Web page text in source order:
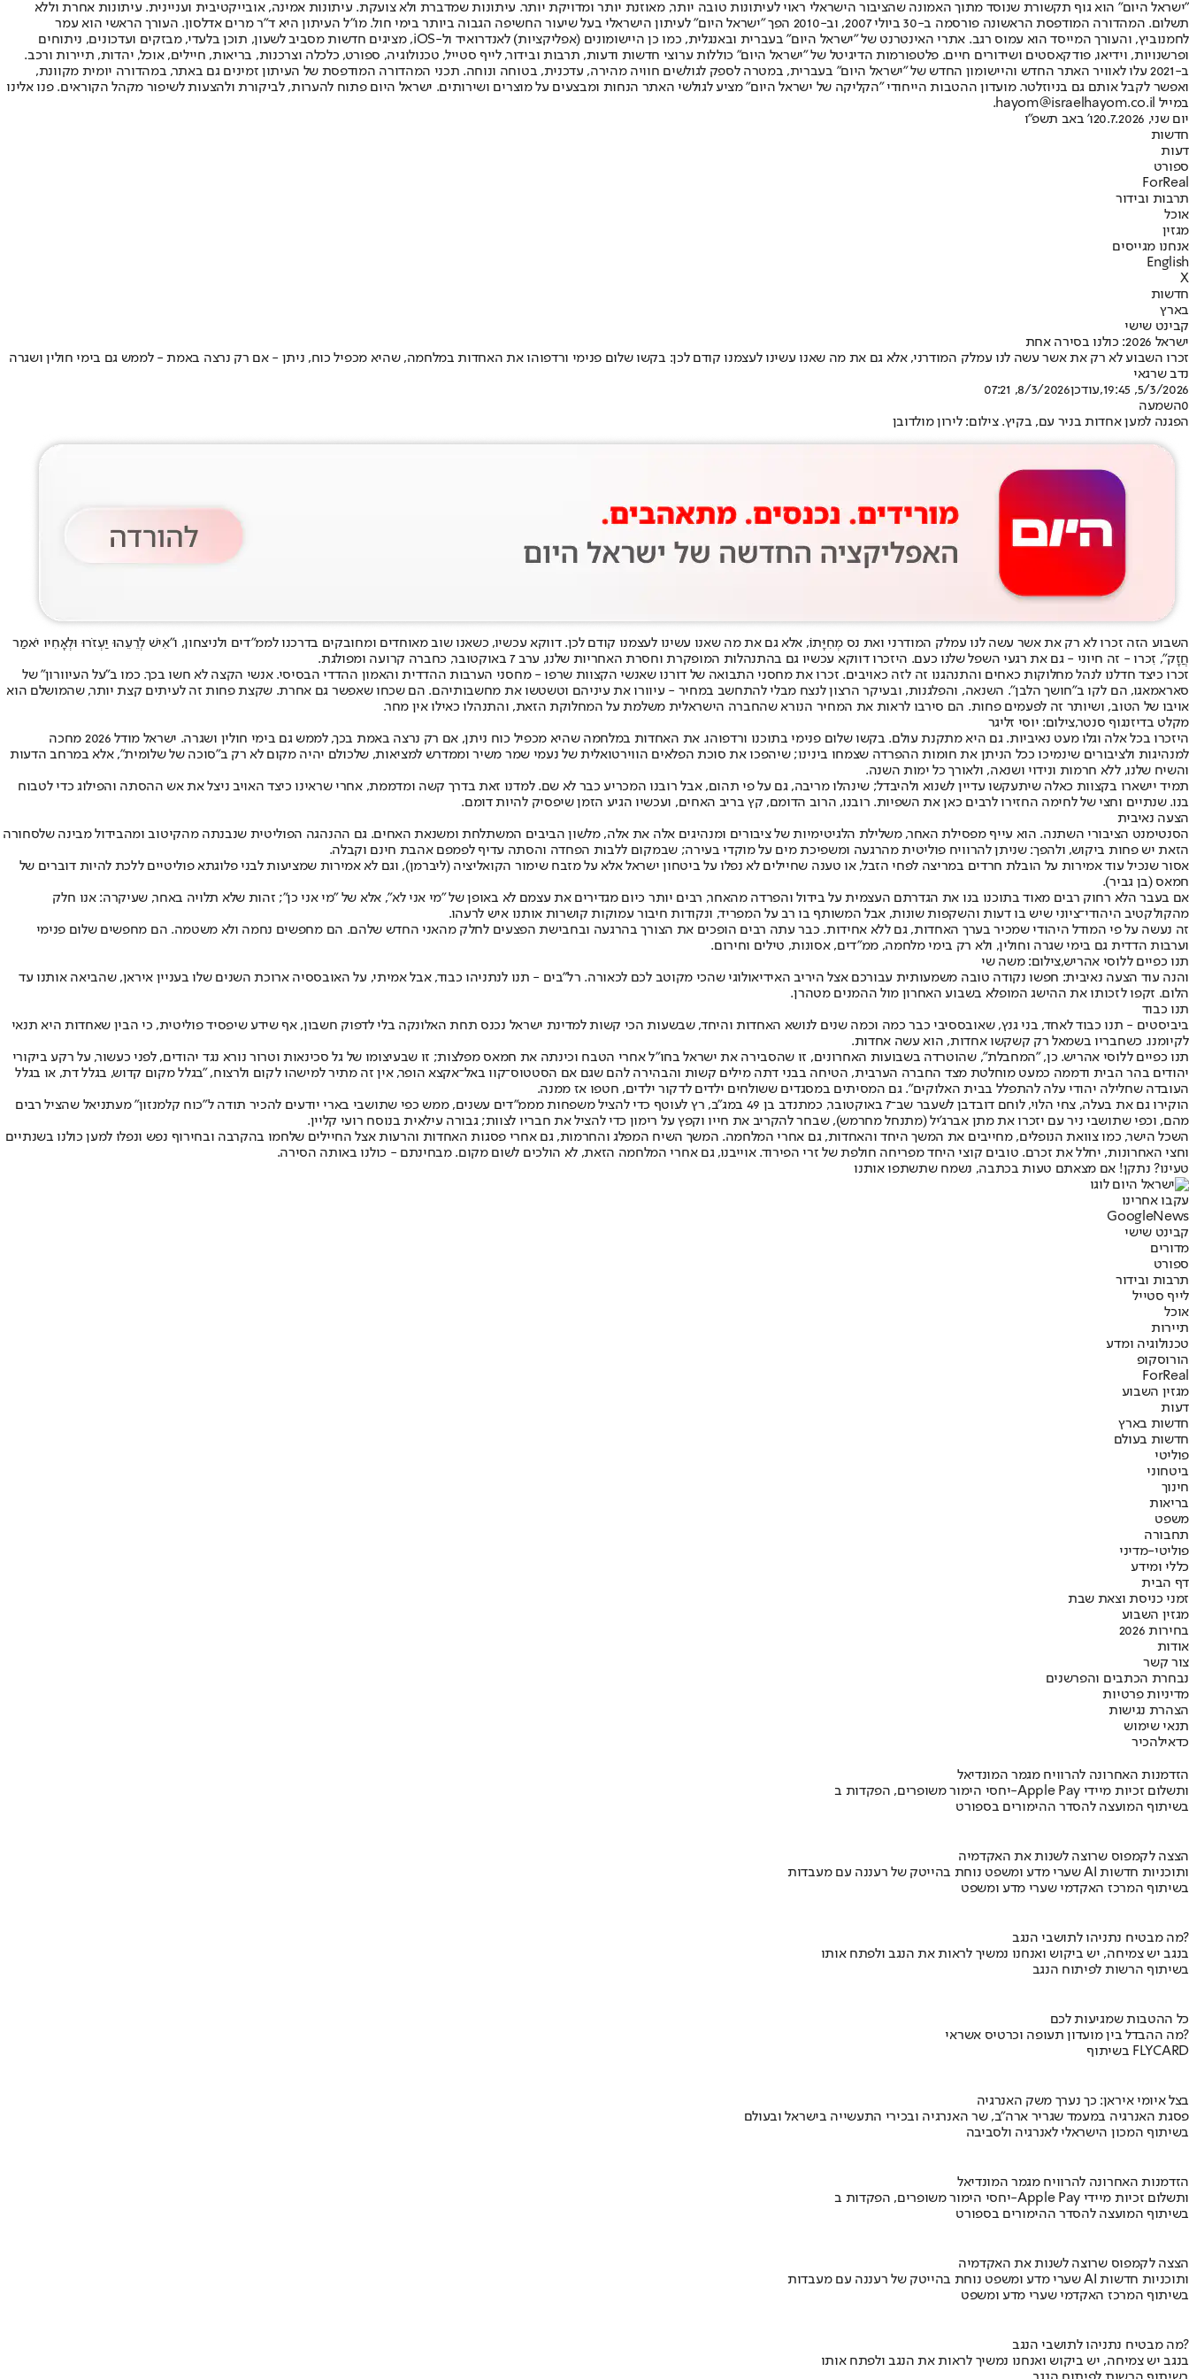
"ישראל היום" הוא גוף תקשורת שנוסד מתוך האמונה שהציבור הישראלי ראוי לעיתונות טובה יותר, מאוזנת יותר ומדויקת יותר. עיתונות שמדברת ולא צועקת. עיתונות אמינה, אובייקטיבית ועניינית. עיתונות אחרת וללא
תשלום. המהדורה המודפסת הראשונה פורסמה ב-30 ביולי 2007, וב-2010 הפך "ישראל היום" לעיתון הישראלי בעל שיעור החשיפה הגבוה ביותר בימי חול. מו"ל העיתון היא ד"ר מרים אדלסון. העורך הראשי הוא עמר
לחמנוביץ, והעורך המייסד הוא עמוס רגב. אתרי האינטרנט של "ישראל היום" בעברית ובאנגלית, כמו כן היישומונים (אפליקציות) לאנדרואיד ול-iOS, מציגים חדשות מסביב לשעון, תוכן בלעדי, מבזקים ועדכונים, ניתוחים
ופרשנויות, וידיאו, פודקאסטים ושידורים חיים. פלטפורמות הדיגיטל של "ישראל היום" כוללות ערוצי חדשות ודעות, תרבות ובידור, לייף סטייל, טכנולוגיה, ספורט, כלכלה וצרכנות, בריאות, חיילים, אוכל, יהדות, תיירות ורכב.
ב-2021 עלו לאוויר האתר החדש והיישומון החדש של "ישראל היום" בעברית, במטרה לספק לגולשים חוויה מהירה, עדכנית, בטוחה ונוחה. תכני המהדורה המודפסת של העיתון זמינים גם באתר, במהדורה יומית מקוונת,
ואפשר לקבל אותם גם בניוזלטר. מועדון ההטבות הייחודי "הקליקה של ישראל היום" מציע לגולשי האתר הנחות ומבצעים על מוצרים ושירותים. ישראל היום פתוח להערות, לביקורת ולהצעות לשיפור מקהל הקוראים. פנו אלינו
במייל hayom@israelhayom.co.il.
יום שני, 20.7.2026
ו' באב תשפ"ו
חדשות
דעות
ספורט
ForReal
תרבות ובידור
אוכל
מגזין
אנחנו מגייסים
English
X
חדשות
בארץ
קבינט שישי
ישראל 2026: כולנו בסירה אחת
זכרו השבוע לא רק את אשר עשה לנו עמלק המודרני, אלא גם את מה שאנו עשינו לעצמנו קודם לכן: בקשו שלום פנימי ורדפוהו את האחדות במלחמה, שהיא מכפיל כוח, ניתן - אם רק נרצה באמת - לממש גם בימי חולין ושגרה
נדב שרגאי
5/3/2026, 19:45
,עודכן8/3/2026, 07:21
0השמעה
הפגנה למען אחדות בניר עם, בקיץ. צילום: לירון מולדובן
השבוע הזה זכרו לא רק את אשר עשה לנו עמלק המודרני ואת נס מְחִיָּתוֹ, אלא גם את מה שאנו עשינו לעצמנו קודם לכן. דווקא עכשיו, כשאנו שוב מאוחדים ומחובקים בדרכנו לממ"דים ולניצחון, ו"אִישׁ לְרֵעֵהוּ יַעְזֹרוּ וּלְאָחִיו יֹאמַר
חֲזָק", זִכרו - זה חיוני - גם את רגעי השפל שלנו כעם. היזכרו דווקא עכשיו גם בהתנהלות המופקרת וחסרת האחריות שלנו, ערב 7 באוקטובר, כחברה קרועה ומפולגת.
זכרו כיצד חדלנו לנהל מחלוקות כאחים והתנהגנו זה לזה כאויבים. זכרו את מחסני התבואה של דורנו שאנשי הקצוות שרפו - מחסני הערבות ההדדית והאמון ההדדי הבסיסי. אנשי הקצה לא חשו בכך. כמו ב"על העיוורון" של
סאראמאגו, הם לקו ב"חושך הלבן". השנאה, והפלגנות, ובעיקר הרצון לנצח מבלי להתחשב במחיר - עיוורו את עיניהם וטשטשו את מחשבותיהם. הם שכחו שאפשר גם אחרת. שקצת פחות זה לעיתים קצת יותר, שהמושלם הוא
אויבו של הטוב, ושיותר זה לפעמים פחות. הם סירבו לראות את המחיר הנורא שהחברה הישראלית משלמת על המחלוקת הזאת, והתנהלו כאילו אין מחר.
מקלט בדיזנגוף סנטר,צילום: יוסי זליגר
היזכרו בכל אלה וגלו מעט נאיביות. גם היא מתקנת עולם. בקשו שלום פנימי בתוכנו ורדפוהו. את האחדות במלחמה שהיא מכפיל כוח ניתן, אם רק נרצה באמת בכך, לממש גם בימי חולין ושגרה. ישראל מודל 2026 מחכה
למנהיגות ולציבורים שינמיכו ככל הניתן את חומות ההפרדה שצמחו בינינו; שיהפכו את סוכת הפלאים הווירטואלית של נעמי שמר משיר וממדרש למציאות, שלכולם יהיה מקום לא רק ב"סוכה של שלומית", אלא במרחב הדעות
והשיח שלנו, ללא חרמות ונידוי ושנאה, ולאורך כל ימות השנה.
תמיד יישארו בקצוות כאלה שיתעקשו עדיין לשנוא ולהיבדל; שינהלו מריבה, גם על פי תהום, אבל רובנו המכריע כבר לא שם. למדנו זאת בדרך קשה ומדממת, אחרי שראינו כיצד האויב ניצל את אש ההסתה והפילוג כדי לטבוח
בנו. שנתיים וחצי של לחימה החזירו לרבים כאן את השפיות. רובנו, הרוב הדומם, קץ בריב האחים, ועכשיו הגיע הזמן שיפסיק להיות דומם.
הצעה נאיבית
הסנטימנט הציבורי השתנה. הוא עייף מפסילת האחר, משלילת הלגיטימיות של ציבורים ומנהיגים אלה את אלה, מלשון הביבים המשתלחת ומשנאת האחים. גם ההנהגה הפוליטית שנבנתה מהקיטוב ומהבידול מבינה שלסחורה
הזאת יש פחות ביקוש, ולהפך: שניתן להרוויח פוליטית מהרגעה ומשפיכת מים על מוקדי בעירה; שבמקום ללבות הפחדה והסתה עדיף לפמפם אהבת חינם וקבלה.
אסור שנכיל עוד אמירות על הובלת חרדים במריצה לפחי הזבל, או טענה שחיילים לא נפלו על ביטחון ישראל אלא על מזבח שימור הקואליציה (ליברמן), וגם לא אמירות שמציעות לבני פלוגתא פוליטיים ללכת להיות דוברים של
חמאס (בן גביר).
אם בעבר הלא רחוק רבים מאוד בתוכנו בנו את הגדרתם העצמית על בידול והפרדה מהאחר, רבים יותר כיום מגדירים את עצמם לא באופן של "מי אני לא", אלא של "מי אני כן"; זהות שלא תלויה באחר, שעיקרה: אנו חלק
מהקולקטיב היהודי־ציוני שיש בו דעות והשקפות שונות, אבל המשותף בו רב על המפריד, ונקודות חיבור עמוקות קושרות אותנו איש לרעהו.
זה נעשה על פי המודל היהודי שמכיר בערך האחדות, גם ללא אחידות. כבר עתה רבים הופכים את הצורך בהרגעה ובחבישת הפצעים לחלק מהאני החדש שלהם. הם מחפשים נחמה ולא משטמה. הם מחפשים שלום פנימי
וערבות הדדית גם בימי שגרה וחולין, ולא רק בימי מלחמה, ממ"דים, אסונות, טילים וחירום.
תנו כפיים ללוסי אהריש,צילום: משה שי
והנה עוד הצעה נאיבית: חפשו נקודה טובה משמעותית עבורכם אצל היריב האידיאולוגי שהכי מקוטב לכם לכאורה. רל"בים - תנו לנתניהו כבוד, אבל אמיתי, על האובססיה ארוכת השנים שלו בעניין איראן, שהביאה אותנו עד
הלום. זקפו לזכותו את ההישג המופלא בשבוע האחרון מול ההמנים מטהרן.
תנו כבוד
ביביסטים - תנו כבוד לאחד, בני גנץ, שאובססיבי כבר כמה וכמה שנים לנושא האחדות והיחד, שבשעות הכי קשות למדינת ישראל נכנס תחת האלונקה בלי לדפוק חשבון, אף שידע שיפסיד פוליטית, כי הבין שאחדות היא תנאי
לקיומנו. כשחבריו בשמאל רק קשקשו אחדות, הוא עשה אחדות.
תנו כפיים ללוסי אהריש. כן, "המחבלת", שהוטרדה בשבועות האחרונים, זו שהסבירה את ישראל בחו"ל אחרי הטבח וכינתה את חמאס מפלצות; זו שבעיצומו של גל סכינאות וטרור נורא נגד יהודים, לפני כעשור, על רקע ביקורי
יהודים בהר הבית ודממה כמעט מוחלטת מצד החברה הערבית, הטיחה בבני דתה מילים קשות והבהירה להם שגם אם הסטטוס־קוו באל־אקצא הופר, אין זה מתיר למישהו לקום ולרצוח, "בגלל מקום קדוש, בגלל דת, או בגלל
העובדה שחלילה יהודי עלה להתפלל בבית האלוקים". גם המסיתים במסגדים ששולחים ילדים לדקור ילדים, חטפו אז ממנה.
הוקירו גם את בעלה, צחי הלוי, לוחם דובדבן לשעבר שב־7 באוקטובר, כמתנדב בן 49 במג"ב, רץ לעוטף כדי להציל משפחות מממ"דים עשנים, ממש כפי שתושבי בארי יודעים להכיר תודה ל"כוח קלמנזון" מעתניאל שהציל רבים
מהם, וכפי שתושבי ניר עם יזכרו את מתן אברג'יל (מתנחל מחרמש), שבחר להקריב את חייו וקפץ על רימון כדי להציל את חבריו לצוות; גבורה עילאית בנוסח רועי קליין.
השכל הישר, כמו צוואת הנופלים, מחייבים את המשך היחד והאחדות, גם אחרי המלחמה. המשך השיח המפלג והחרמות, גם אחרי פסגות האחדות והרעות אצל החיילים שלחמו בהקרבה ובחירוף נפש ונפלו למען כולנו בשנתיים
וחצי האחרונות, יחלל את זכרם. טובים קוצי היחד מפריחה חולפת של זרי הפירוד. אוייבנו, גם אחרי המלחמה הזאת, לא הולכים לשום מקום. מבחינתם - כולנו באותה הסירה.
טעינו? נתקן! אם מצאתם טעות בכתבה, נשמח שתשתפו אותנו
עקבו אחרינו
Googl eNews
קבינט שישי
מדורים
ספורט
תרבות ובידור
לייף סטייל
אוכל
תיירות
טכנולוגיה ומדע
הורוסקופ
ForReal
מגזין השבוע
דעות
חדשות בארץ
חדשות בעולם
פוליטי
ביטחוני
חינוך
בריאות
משפט
תחבורה
פוליטי-מדיני
כללי ומידע
דף הבית
זמני כניסת וצאת שבת
מגזין השבוע
בחירות 2026
אודות
צור קשר
נבחרת הכתבים והפרשנים
מדיניות פרטיות
הצהרת נגישות
תנאי שימוש
כדאילהכיר
הזדמנות האחרונה להרוויח מגמר המונדיאל
יחסי הימור משופרים, הפקדות ב-Apple Pay ותשלום זכיות מיידי
בשיתוף המועצה להסדר ההימורים בספורט
הצצה לקמפוס שרוצה לשנות את האקדמיה
שערי מדע ומשפט נוחת בהייטק של רעננה עם מעבדות AI ותוכניות חדשות
בשיתוף המרכז האקדמי שערי מדע ומשפט
מה מבטיח נתניהו לתושבי הנגב?
בנגב יש צמיחה, יש ביקוש ואנחנו נמשיך לראות את הנגב ולפתח אותו
בשיתוף הרשות לפיתוח הנגב
כל ההטבות שמגיעות לכם
מה ההבדל בין מועדון תעופה וכרטיס אשראי?
בשיתוף FLYCARD
בצל איומי איראן: כך נערך משק האנרגיה
פסגת האנרגיה במעמד שגריר ארה"ב, שר האנרגיה ובכירי התעשייה בישראל ובעולם
בשיתוף המכון הישראלי לאנרגיה ולסביבה
הזדמנות האחרונה להרוויח מגמר המונדיאל
יחסי הימור משופרים, הפקדות ב-Apple Pay ותשלום זכיות מיידי
בשיתוף המועצה להסדר ההימורים בספורט
הצצה לקמפוס שרוצה לשנות את האקדמיה
שערי מדע ומשפט נוחת בהייטק של רעננה עם מעבדות AI ותוכניות חדשות
בשיתוף המרכז האקדמי שערי מדע ומשפט
מה מבטיח נתניהו לתושבי הנגב?
בנגב יש צמיחה, יש ביקוש ואנחנו נמשיך לראות את הנגב ולפתח אותו